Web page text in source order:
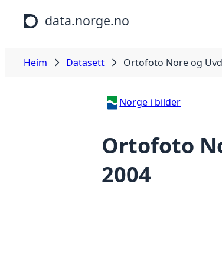
Hopp til hovudinnhald
data.norge.no
Heim Datasett Ortofoto Nore og
Norge i bilder
Ortofoto
2004